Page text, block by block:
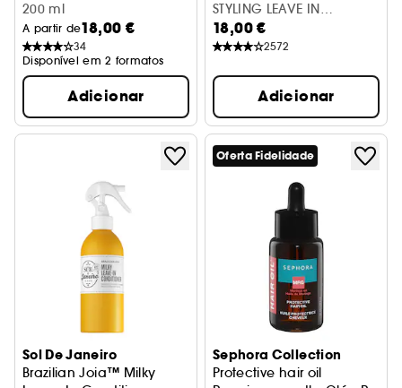
200 ml
A partir de18,00 €
34
Disponível em 2 formatos
Adicionar
STYLING LEAVE IN
CONDITIONER TRAVEL
18,00 €
2572
Adicionar
Sol De Janeiro
Brazilian Joia™ Milky
Oferta Fidelidade
Sephora Collection
Protective hair oil